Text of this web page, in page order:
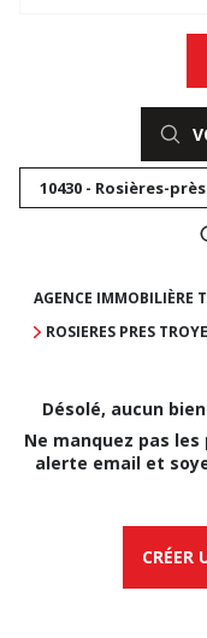
10430 - Rosières-
AGENCE IMMOBILIÈRE
ROSIERES PRES
Désolé, aucun
Ne manquez pas
alerte email et
CRÉER